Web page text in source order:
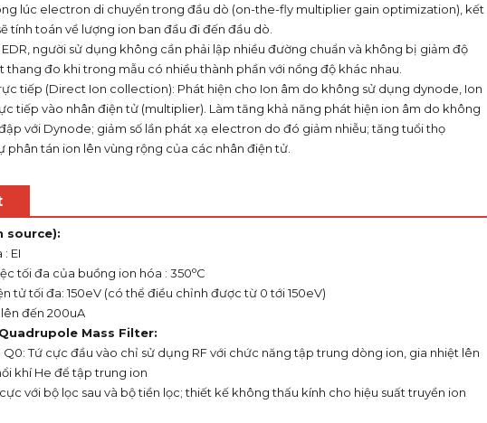
lúc electron di chuyển trong đầu dò (on-the-fly multiplier gain optimization), kết
tính toán về lượng ion ban đầu đi đến đầu dò.
người sử dụng không cần phải lập nhiều đường chuẩn và không bị giảm độ
thang đo khi trong mẫu có nhiều thành phần với nồng độ khác nhau.
tiếp (Direct Ion collection): Phát hiện cho Ion âm do không sử dụng dynode, Ion
tiếp vào nhân điện tử (multiplier). Làm tăng khả năng phát hiện ion âm do không
với Dynode; giảm số lần phát xạ electron do đó giảm nhiễu; tăng tuổi thọ
phân tán ion lên vùng rộng của các nhân điện tử.
source):
EI
tối đa của buồng ion hóa : 350oC
tử tối đa: 150eV (có thể điều chỉnh được từ 0 tới 150eV)
đến 200uA
Mass Filter:
Q0: Tứ cực đầu vào chỉ sử dụng RF với chức năng tập trung dòng ion, gia nhiệt lên
khí He để tập trung ion
với bộ lọc sau và bộ tiền lọc; thiết kế không thấu kính cho hiệu suất truyền ion